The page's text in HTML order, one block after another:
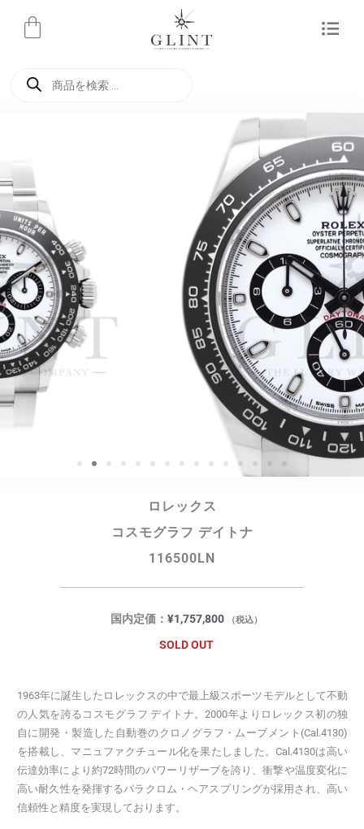
ロレックス
コスモグラフ デイトナ
116500LN
国内定価： ¥1,757,800 （税込）
SOLD OUT
1963年に誕生したロレックスの中で最上級スポーツモデルとして不動
の人気を誇るコスモグラフ デイトナ。2000年よりロレックス初の独
自に開発・製造した自動巻のクロノグラフ・ムーブメント(Cal.4130)
を搭載し、マニュファクチュール化を果たしました。Cal.4130は高い
伝達効率により約72時間のパワーリザーブを誇り、衝撃や温度変化に
高い耐久性を発揮するパラクロム・ヘアスプリングが採用され、高い
信頼性と精度を実現しております。